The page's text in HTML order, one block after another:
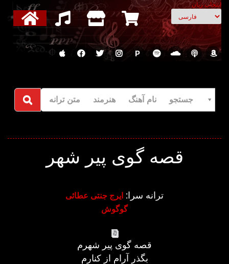
انتخاب زبان
P
جستجو نام آهنگ هنرمند متن ترانه
قصه گوی پیر شهر
ترانه سرا: ایرج جنتی عطائی
گوگوش
قصه گوی پیر شهرم
بگذر آرام از کنارم